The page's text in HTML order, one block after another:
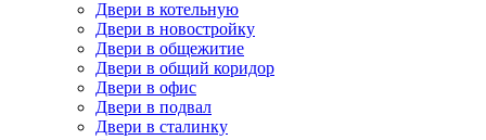
Двери в котельную
Двери в новостройку
Двери в общежитие
Двери в общий коридор
Двери в офис
Двери в подвал
Двери в сталинку